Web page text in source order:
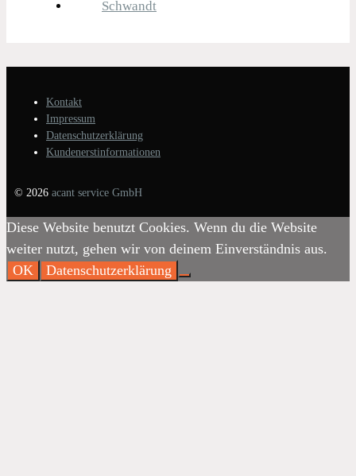
Kontakt
Impressum
Datenschutzerklärung
Kundenerstinformationen
© 2026 acant service GmbH
Diese Website benutzt Cookies. Wenn du die Website
weiter nutzt, gehen wir von deinem Einverständnis aus.
OK
Datenschutzerklärung